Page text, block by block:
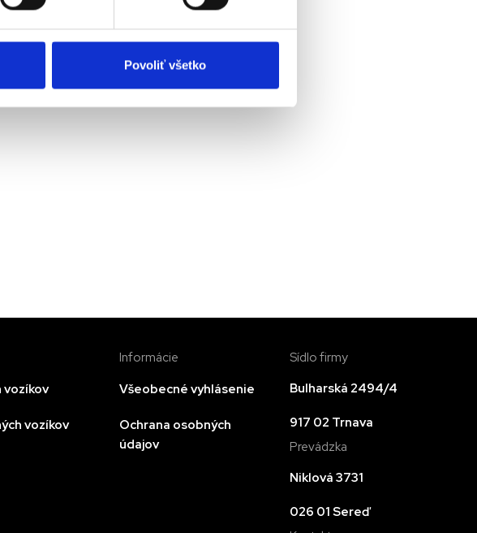
Povoliť všetko
vozíkov
vozíkov
Informácie
Všeobecné vyhlásenie
Ochrana osobných
údajov
Sídlo firmy
Bulharská 2494/4
917 02 Trnava
Prevádzka
Niklová 3731
026 01 Sereď